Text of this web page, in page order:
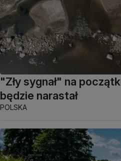
"Zły sygnał" na
będzie narastał
POLSKA